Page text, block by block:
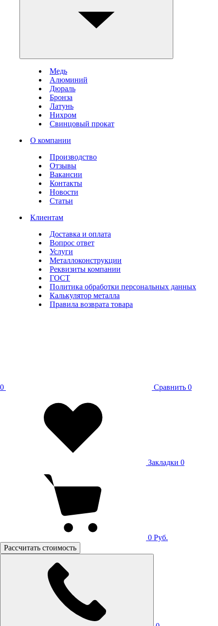
Медь
Алюминий
Дюраль
Бронза
Латунь
Нихром
Свинцовый прокат
О компании
Производство
Отзывы
Вакансии
Контакты
Новости
Статьи
Клиентам
Доставка и оплата
Вопрос ответ
Услуги
Металлоконструкции
Реквизиты компании
ГОСТ
Политика обработки персональных данных
Калькулятор металла
Правила возврата товара
0 Сравнить 0
Закладки 0
0 Руб.
Рассчитать стоимость